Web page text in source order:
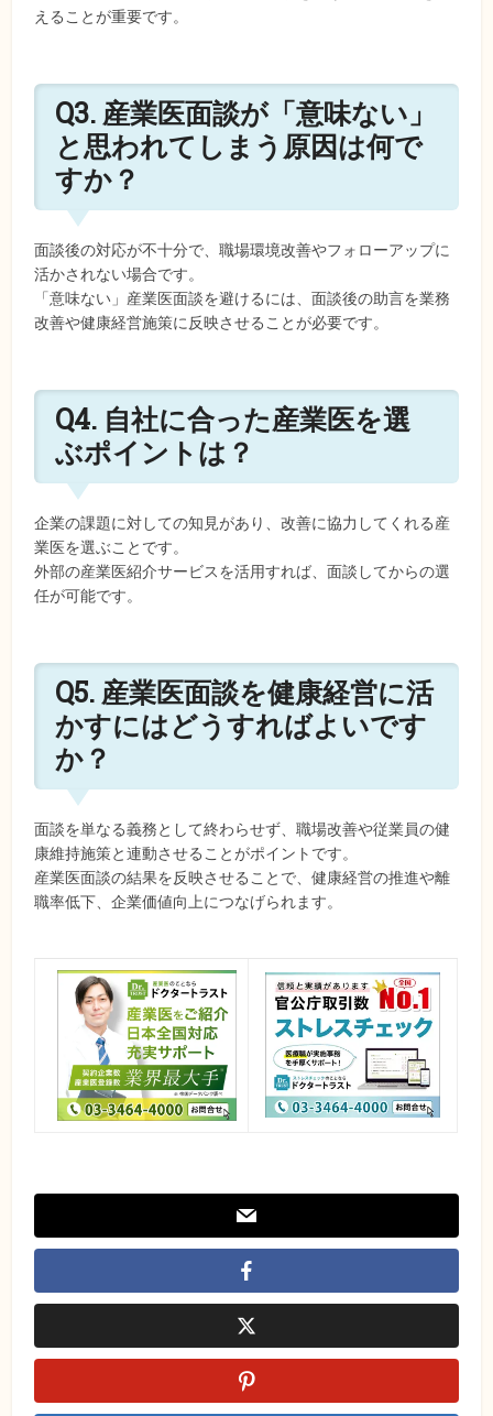
えることが重要です。
Q3. 産業医面談が「意味ない」
と思われてしまう原因は何で
すか？
面談後の対応が不十分で、職場環境改善やフォローアップに
活かされない場合です。
「意味ない」産業医面談を避けるには、面談後の助言を業務
改善や健康経営施策に反映させることが必要です。
Q4. 自社に合った産業医を選
ぶポイントは？
企業の課題に対しての知見があり、改善に協力してくれる産
業医を選ぶことです。
外部の産業医紹介サービスを活用すれば、面談してからの選
任が可能です。
Q5. 産業医面談を健康経営に活
かすにはどうすればよいです
か？
面談を単なる義務として終わらせず、職場改善や従業員の健
康維持施策と連動させることがポイントです。
産業医面談の結果を反映させることで、健康経営の推進や離
職率低下、企業価値向上につなげられます。